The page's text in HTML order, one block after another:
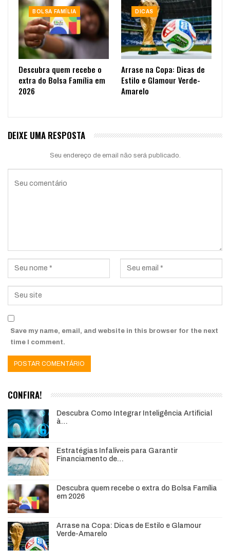
BOLSA FAMÍLIA
Descubra quem recebe o
extra do Bolsa Família em
2026
DICAS
Arrase na Copa: Dicas de
Estilo e Glamour Verde-
Amarelo
DEIXE UMA RESPOSTA
Seu endereço de email não será publicado.
Save my name, email, and website in this browser for the next
time I comment.
CONFIRA!
Descubra Como Integrar Inteligência Artificial
à…
Estratégias Infalíveis para Garantir
Financiamento de…
Descubra quem recebe o extra do Bolsa Família
em 2026
Arrase na Copa: Dicas de Estilo e Glamour
Verde-Amarelo